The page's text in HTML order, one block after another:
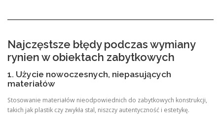
Najczęstsze błędy podczas wymiany
rynien w obiektach zabytkowych
1. Użycie nowoczesnych, niepasujących
materiałów
Stosowanie materiałów nieodpowiednich do zabytkowych konstrukcji,
takich jak plastik czy zwykła stal, niszczy autentyczność i estetykę.